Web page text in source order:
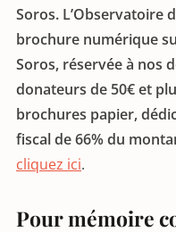
Soros. L’Observatoire
brochure numérique
Soros, réservée à nos
donateurs de 50€ et
brochures papier,
fiscal de 66% du
cliquez ici.
Pour mémoire